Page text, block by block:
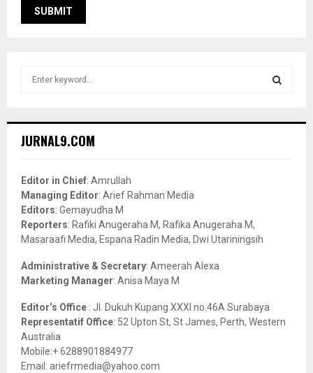
h
o
r
:
JURNAL9.COM
Editor in Chief: Amrullah
Managing Editor: Arief Rahman Media
Editors: Gemayudha M
Reporters: Rafiki Anugeraha M, Rafika Anugeraha M,
Masaraafi Media, Espana Radin Media, Dwi Utariningsih
Administrative & Secretary: Ameerah Alexa
Marketing Manager: Anisa Maya M
Editor’s Office : Jl. Dukuh Kupang XXXI no.46A Surabaya
Representatif Office: 52 Upton St, St James, Perth, Western
Australia
Mobile:+ 6288901884977
Email: ariefrmedia@yahoo.com